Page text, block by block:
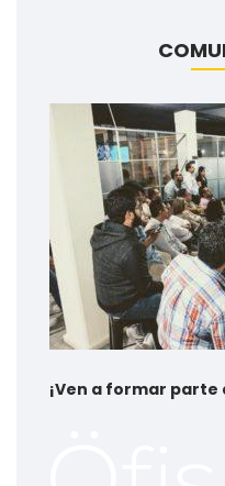
¡Ven a formar parte